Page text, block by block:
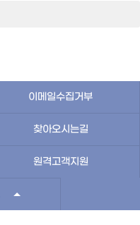
이메일수집거부
찾아오시는길
원격고객지원